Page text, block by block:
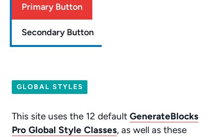
Primary Button
Secondary Button
GLOBAL STYLES
This site uses the 12 default GenerateBlocks
Pro Global Style Classes, as well as these